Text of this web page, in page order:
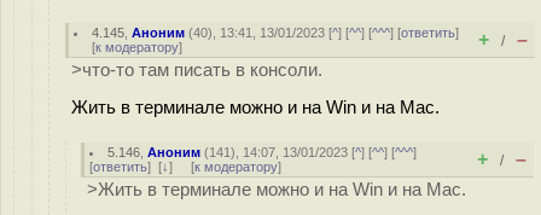
4.145 ,Аноним (40), 13:41, 13/01/2023 [^] [^^] [^^^] [ответить]
[к модератору] + / –
>что-то там писать в консоли.
Жить в терминале можно и на Win и на Mac.
5.146 ,Аноним (141), 14:07, 13/01/2023 [^] [^^] [^^^]
[ответить] [↓] [к модератору] + / –
>Жить в терминале можно и на Win и на Mac.